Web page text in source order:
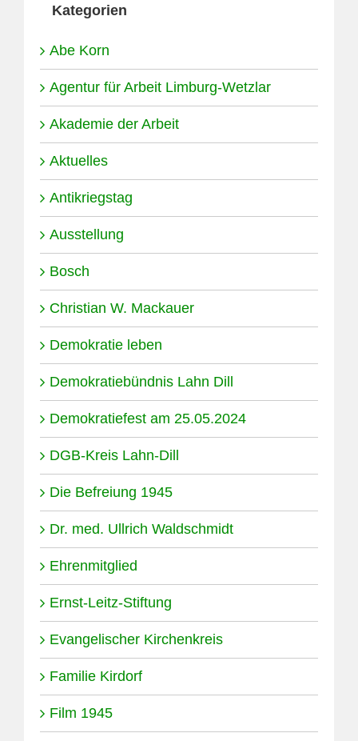
Kategorien
Abe Korn
Agentur für Arbeit Limburg-Wetzlar
Akademie der Arbeit
Aktuelles
Antikriegstag
Ausstellung
Bosch
Christian W. Mackauer
Demokratie leben
Demokratiebündnis Lahn Dill
Demokratiefest am 25.05.2024
DGB-Kreis Lahn-Dill
Die Befreiung 1945
Dr. med. Ullrich Waldschmidt
Ehrenmitglied
Ernst-Leitz-Stiftung
Evangelischer Kirchenkreis
Familie Kirdorf
Film 1945